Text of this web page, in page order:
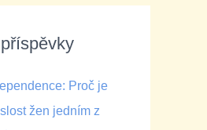
Proč je
žen jedním z